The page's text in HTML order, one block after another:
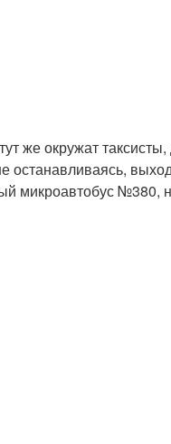
же окружат таксисты,
останавливаясь,
микроавтобус №380,